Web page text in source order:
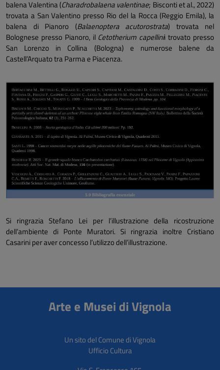
balena Valentina (Charadrobalaena valentinae; Bisconti et al., 2022)
trovata a San Valentino presso Rio del la Rocca (Reggio Emila), la
balena di Pianoro (Balaenoptera acutorostrata) trovata nel
Bolognese presso Pianoro, il Cetotherium capellinii trovato presso
San Lorenzo in Collina (Bologna) e numerose balene da
Castell’Arquato tra Parma e Piacenza.
Si ringrazia Stefano Lei per l’illustrazione della ricostruzione
dell’ambiente di Ponte Muratori. Si ringrazia inoltre Cristiano
Casarini per aver concesso l’utilizzo dell’illustrazione.
Arte e Musei di Vignola
Un sito del Comune di Vignola
Ufficio Cultura